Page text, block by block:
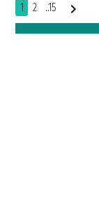
1 2 ..15